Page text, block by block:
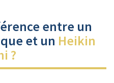
entre un
et un Heikin
?